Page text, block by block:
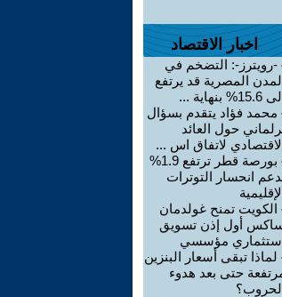
اخبار الاقتصاد
-رويترز-: التضخم في
المصرية قد يرتفع
بنهاية ...
محمد فؤاد يتقدم بسؤال
حول العائد
لاتفاق اس ...
بورصة قطر ترتفع 1.9%
انحسار التوترات
الكويت تمنح غولدمان
أول إذن تسويق
مؤسسي
لماذا تبقى أسعار البنزين
حتى بعد هدوء